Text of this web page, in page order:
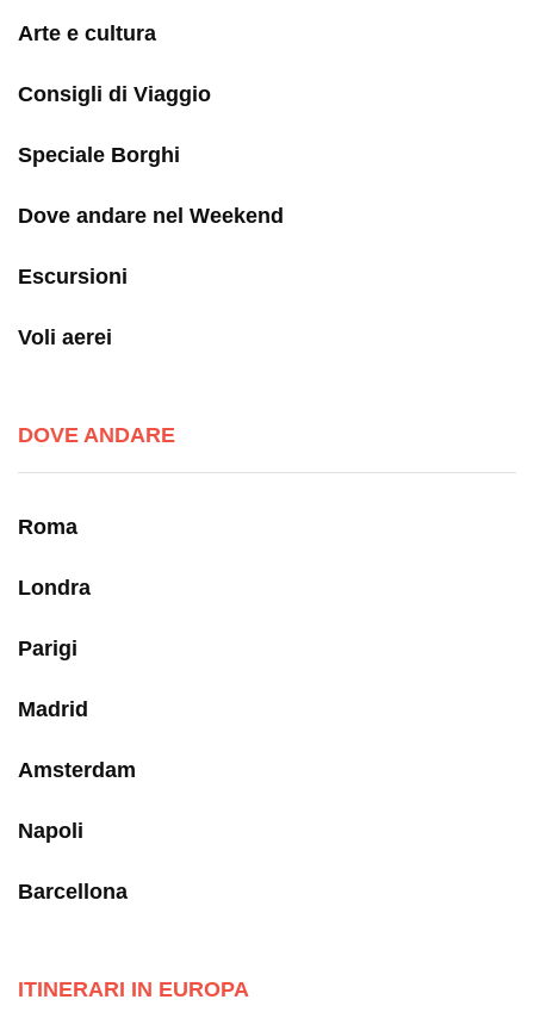
Arte e cultura
Consigli di Viaggio
Speciale Borghi
Dove andare nel Weekend
Escursioni
Voli aerei
DOVE ANDARE
Roma
Londra
Parigi
Madrid
Amsterdam
Napoli
Barcellona
ITINERARI IN EUROPA